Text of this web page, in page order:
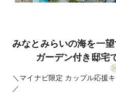
みなとみらいの海を一
ガーデン付き邸宅
＼マイナビ限定 カップル応援
／​